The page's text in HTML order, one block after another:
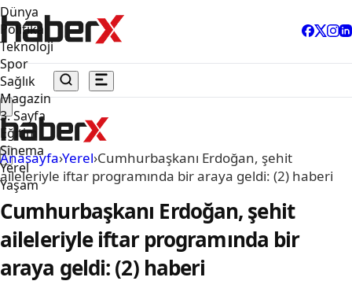
Dünya
Politika
Teknoloji
Spor
Sağlık
Magazin
3. Sayfa
Eğitim
Sinema
Yerel
Yaşam
Anasayfa›Yerel›Cumhurbaşkanı Erdoğan, şehit
aileleriyle iftar programında bir araya geldi: (2) haberi
Cumhurbaşkanı Erdoğan, şehit
aileleriyle iftar programında bir
araya geldi: (2) haberi